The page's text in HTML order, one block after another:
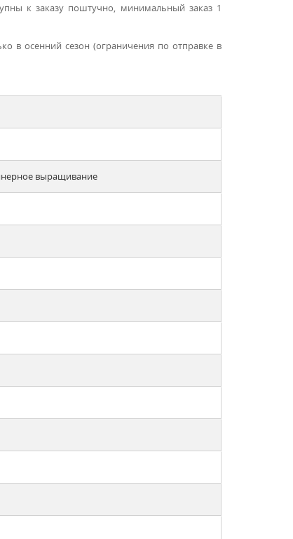
к заказу поштучно, минимальный заказ 1
в осенний сезон (ограничения по отправке в
выращивание